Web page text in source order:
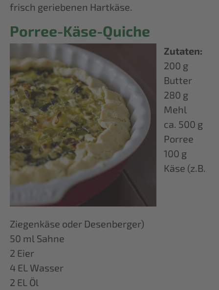
frisch geriebenen Hartkäse.
Porree-Käse-Quiche
Zutaten:
200 g
Butter
280 g
Mehl
ca. 500 g
Porree
100 g
Käse (z.B.
Ziegenkäse oder Desenberger)
50 ml Sahne
2 Eier
4 EL Wasser
2 EL Öl